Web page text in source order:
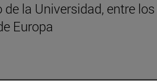
la Universidad, entre los
Europa